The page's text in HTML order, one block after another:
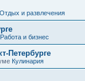
Отдых и развлечения
Работа и бизнес
Петербурге
Кулинария